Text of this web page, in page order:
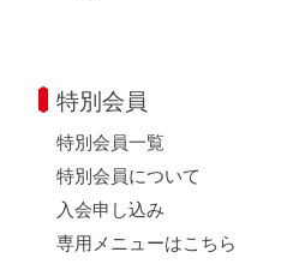
特別会員
特別会員一覧
特別会員について
入会申し込み
専用メニューはこちら